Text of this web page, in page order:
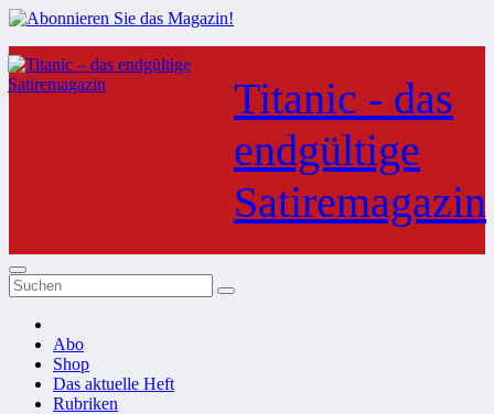
Zum
Inhalt
springen
Titanic - das
endgültige
Satiremagazin
Abo
Shop
Das aktuelle Heft
Rubriken